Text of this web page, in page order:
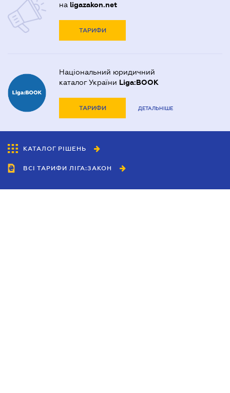
на ligazakon.net
ТАРИФИ
Національний юридичний
каталог України Liga:BOOK
ТАРИФИ ДЕТАЛЬНІШЕ
КАТАЛОГ РІШЕНЬ
ВСІ ТАРИФИ ЛІГА:ЗАКОН